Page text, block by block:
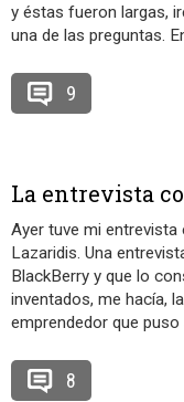
y éstas fueron largas,
una de las preguntas.
9
La entrevista
Ayer tuve mi entrevista
Lazaridis. Una
BlackBerry y que lo
inventados, me hacía,
emprendedor que puso
8